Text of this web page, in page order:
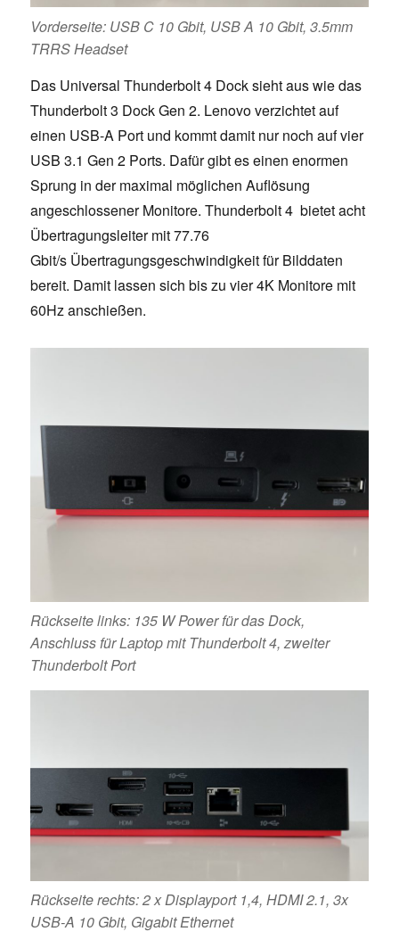
Vorderseite: USB C 10 Gbit, USB A 10 Gbit, 3.5mm
TRRS Headset
Das Universal Thunderbolt 4 Dock sieht aus wie das
Thunderbolt 3 Dock Gen 2. Lenovo verzichtet auf
einen USB-A Port und kommt damit nur noch auf vier
USB 3.1 Gen 2 Ports. Dafür gibt es einen enormen
Sprung in der maximal möglichen Auflösung
angeschlossener Monitore. Thunderbolt 4 bietet acht
Übertragungsleiter mit 77.76
Gbit/s Übertragungsgeschwindigkeit für Bilddaten
bereit. Damit lassen sich bis zu vier 4K Monitore mit
60Hz anschießen.
Rückseite links: 135 W Power für das Dock,
Anschluss für Laptop mit Thunderbolt 4, zweiter
Thunderbolt Port
Rückseite rechts: 2 x Displayport 1,4, HDMI 2.1, 3x
USB-A 10 Gbit, Gigabit Ethernet